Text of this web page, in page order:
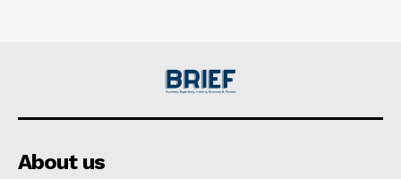
About us